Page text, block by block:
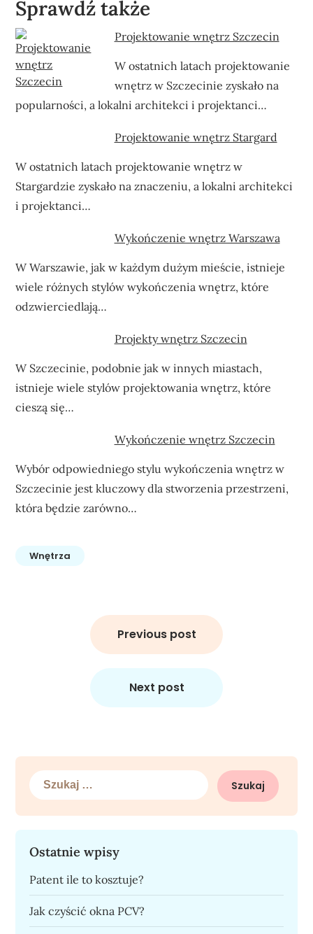
Sprawdź także
Projektowanie wnętrz Szczecin
W ostatnich latach projektowanie
wnętrz w Szczecinie zyskało na
popularności, a lokalni architekci i projektanci…
Projektowanie wnętrz Stargard
W ostatnich latach projektowanie wnętrz w
Stargardzie zyskało na znaczeniu, a lokalni architekci
i projektanci…
Wykończenie wnętrz Warszawa
W Warszawie, jak w każdym dużym mieście, istnieje
wiele różnych stylów wykończenia wnętrz, które
odzwierciedlają…
Projekty wnętrz Szczecin
W Szczecinie, podobnie jak w innych miastach,
istnieje wiele stylów projektowania wnętrz, które
cieszą się…
Wykończenie wnętrz Szczecin
Wybór odpowiedniego stylu wykończenia wnętrz w
Szczecinie jest kluczowy dla stworzenia przestrzeni,
która będzie zarówno…
Wnętrza
Previous post
Next post
Szukaj:
Ostatnie wpisy
Patent ile to kosztuje?
Jak czyścić okna PCV?